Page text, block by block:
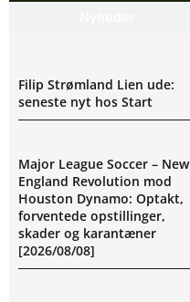
Filip Strømland Lien ude:
seneste nyt hos Start
Major League Soccer – New
England Revolution mod
Houston Dynamo: Optakt,
forventede opstillinger,
skader og karantæner
[2026/08/08]